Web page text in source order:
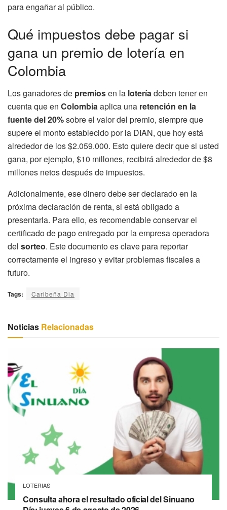
para engañar al público.
Qué impuestos debe pagar si
gana un premio de lotería en
Colombia
Los ganadores de premiosen la loteríadeben tener en
cuenta que en Colombiaaplica una retención en la
fuente del 20%sobre el valor del premio, siempre que
supere el monto establecido por la DIAN, que hoy está
alrededor de los $2.059.000. Esto quiere decir que si usted
gana, por ejemplo, $10 millones, recibirá alrededor de $8
millones netos después de impuestos.
Adicionalmente, ese dinero debe ser declarado en la
próxima declaración de renta, si está obligado a
presentarla. Para ello, es recomendable conservar el
certificado de pago entregado por la empresa operadora
del sorteo. Este documento es clave para reportar
correctamente el ingreso y evitar problemas fiscales a
futuro.
Tags: Caribeña Dia
Noticias Relacionadas
LOTERIAS
Consulta ahora el resultado oficial del Sinuano